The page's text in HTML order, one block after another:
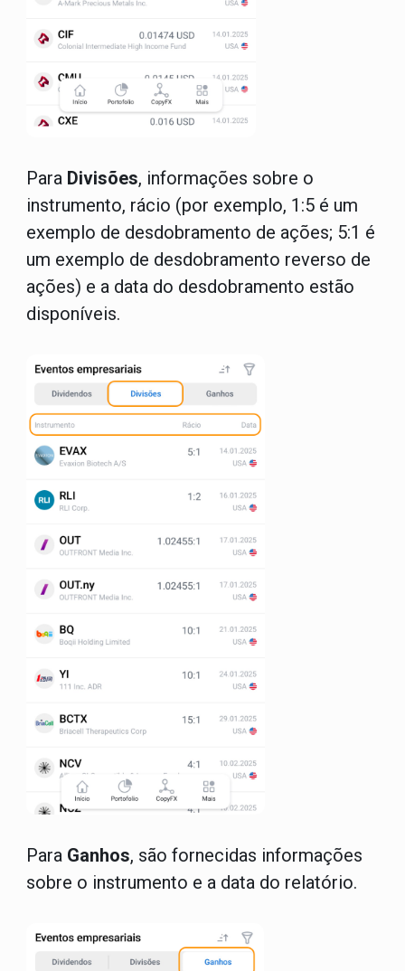
Para Divisões, informações sobre o
instrumento, rácio (por exemplo, 1:5 é um
exemplo de desdobramento de ações; 5:1 é
um exemplo de desdobramento reverso de
ações) e a data do desdobramento estão
disponíveis.
Para Ganhos, são fornecidas informações
sobre o instrumento e a data do relatório.